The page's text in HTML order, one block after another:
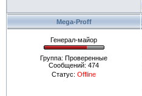
Mega-Proff
Генерал-майор
Группа: Проверенные
Сообщений: 474
Статус: Offline